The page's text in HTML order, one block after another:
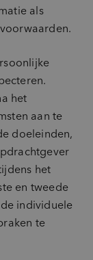
als
het
aan te
doeleinden,
het
en tweede
individuele
te